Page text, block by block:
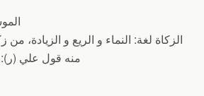
الزكاة لغة: النماء و الريع و الزيادة،
منه قول علي (ر):